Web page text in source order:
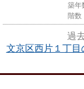
築年
階数
過
文京区西片１丁目